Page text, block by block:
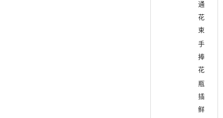
通
花
束
手
捧
花
瓶
插
鲜